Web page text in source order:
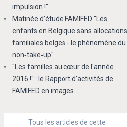
impulsion !"
Matinée d'étude FAMIFED "Les
enfants en Belgique sans allocations
familiales belges - le phénomène du
non‐take‐up"
"Les familles au cœur de l'année
2016 !" : le Rapport d'activités de
FAMIFED en images…
Tous les articles de cette